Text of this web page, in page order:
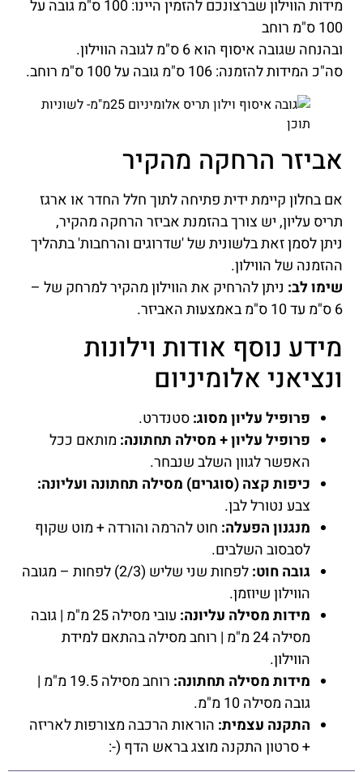
מידות הווילון שברצונכם להזמין היינו: 100 ס"מ גובה על
100 ס"מ רוחב
ובהנחה שגובה איסוף הוא 6 ס"מ לגובה הווילון.
סה"כ המידות להזמנה: 106 ס"מ גובה על 100 ס"מ רוחב.
אביזר הרחקה מהקיר
אם בחלון קיימת ידית פתיחה לתוך חלל החדר או ארגז
תריס עליון, יש צורך בהזמנת אביזר הרחקה מהקיר,
ניתן לסמן זאת בלשונית של 'שדרוגים והרחבות' בתהליך
ההזמנה של הווילון.
שימו לב: ניתן להרחיק את הווילון מהקיר למרחק של –
6 ס"מ עד 10 ס"מ באמצעות האביזר.
מידע נוסף אודות וילונות
ונציאני אלומיניום
פרופיל עליון מסוג:סטנדרט.
פרופיל עליון + מסילה תחתונה: מותאם ככל
האפשר לגוון השלב שנבחר.
כיפות קצה (סוגרים) מסילה תחתונה ועליונה:
צבע נטורל לבן.
מנגנון הפעלה: חוט להרמה והורדה + מוט שקוף
לסבסוב השלבים.
גובה חוט:
לפחות שני שליש (2/3) לפחות – מגובה
הווילון שיוזמן.
מידות מסילה עליונה:
עובי מסילה 25 מ"מ | גובה
מסילה 24 מ"מ | רוחב מסילה בהתאם למידת
הווילון.
מידות מסילה תחתונה:
רוחב מסילה 19.5 מ"מ |
גובה מסילה 10 מ"מ.
התקנה עצמית: הוראות הרכבה מצורפות לאריזה
+ סרטון התקנה מוצג בראש הדף (-: